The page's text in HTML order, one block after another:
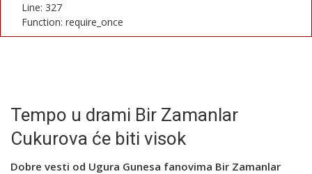
Line: 327
Function: require_once
Register
Tempo u drami Bir Zamanlar
Cukurova će biti visok
Dobre vesti od Ugura Gunesa fanovima Bir Zamanlar